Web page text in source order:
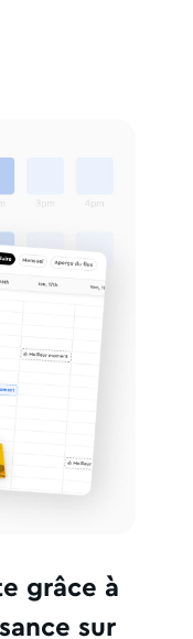
grâce à
sur